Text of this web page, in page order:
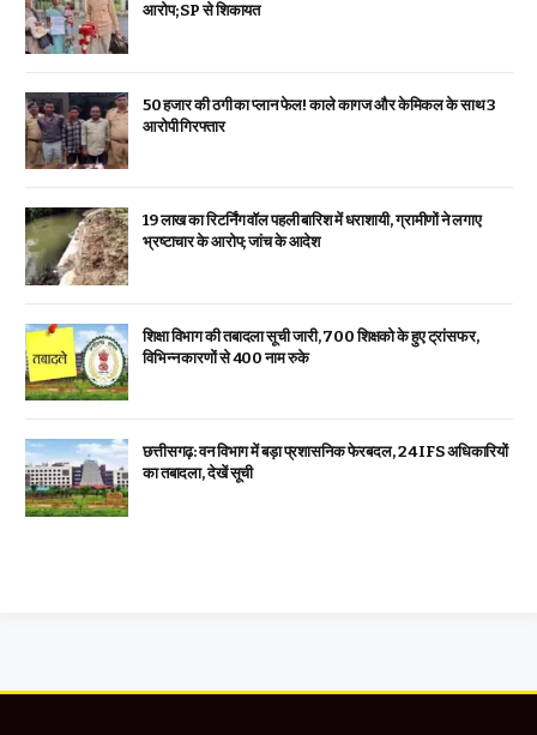
आरोप; SP से शिकायत
₹50 हजार की ठगी का प्लान फेल! काले कागज और केमिकल के साथ 3
आरोपी गिरफ्तार
19 लाख का रिटर्निंग वॉल पहली बारिश में धराशायी, ग्रामीणों ने लगाए
भ्रष्टाचार के आरोप; जांच के आदेश
शिक्षा विभाग की तबादला सूची जारी, 700 शिक्षको के हुए ट्रांसफर,
विभिन्न कारणों से 400 नाम रुके
छत्तीसगढ़: वन विभाग में बड़ा प्रशासनिक फेरबदल, 24 IFS अधिकारियों
का तबादला, देखें सूची